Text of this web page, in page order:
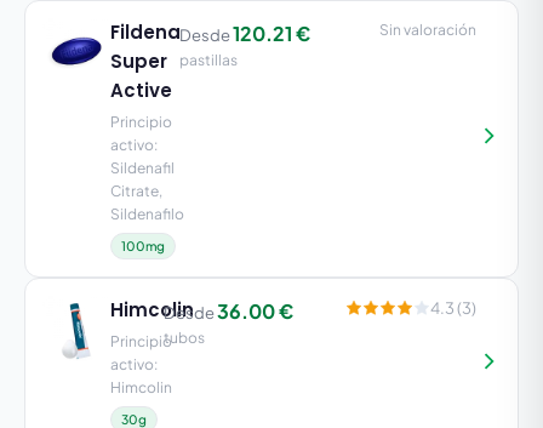
Himcolin
Principio
activo:
Himcolin
30g
Desde36.00 €
tubos
4.3 (3)
Fildena
Super
Active
Principio
activo:
Sildenafil
Citrate,
Sildenafilo
100mg
Desde120.21 €
pastillas
Sin valoración